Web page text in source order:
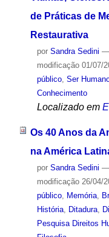
de Práticas de
Restaurativa
por Sandra Sedini —
modificação01/07/
público, Ser
Conhecimento
Localizado em
Os 40 Anos da
na América
por Sandra Sedini —
modificação26/04/
público, Memória,
História, Ditadura,
Pesquisa Direitos